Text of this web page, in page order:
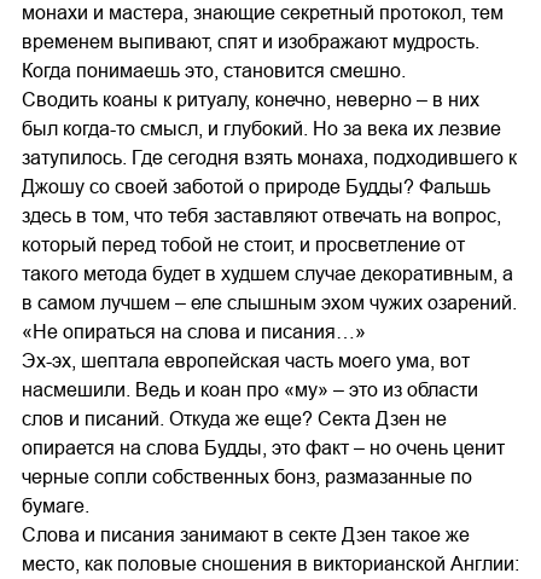
монахи и мастера, знающие секретный протокол, тем
временем выпивают, спят и изображают мудрость.
Когда понимаешь это, становится смешно.
Сводить коаны к ритуалу, конечно, неверно – в них
был когда-то смысл, и глубокий. Но за века их лезвие
затупилось. Где сегодня взять монаха, подходившего к
Джошу со своей заботой о природе Будды? Фальшь
здесь в том, что тебя заставляют отвечать на вопрос,
который перед тобой не стоит, и просветление от
такого метода будет в худшем случае декоративным, а
в самом лучшем – еле слышным эхом чужих озарений.
«Не опираться на слова и писания…»
Эх-эх, шептала европейская часть моего ума, вот
насмешили. Ведь и коан про «му» – это из области
слов и писаний. Откуда же еще? Секта Дзен не
опирается на слова Будды, это факт – но очень ценит
черные сопли собственных бонз, размазанные по
бумаге.
Слова и писания занимают в секте Дзен такое же
место, как половые сношения в викторианской Англии: